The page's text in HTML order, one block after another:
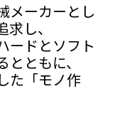
メーカーとし
し、
ードとソフト
ともに、
た「モノ作